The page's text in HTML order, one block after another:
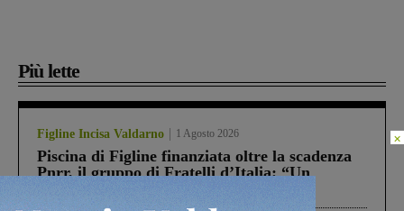
Più lette
Figline Incisa Valdarno 1 Agosto 2026
Piscina di Figline finanziata oltre la scadenza
Pnrr, il gruppo di Fratelli d’Italia: “Un
×